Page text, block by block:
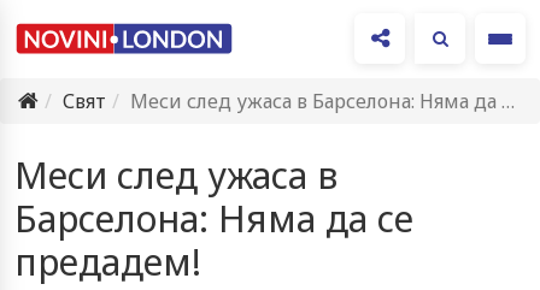
Свят
Меси след ужаса в Барселона: Няма да се предадем!
Меси след ужаса в
Барселона: Няма да се
предадем!